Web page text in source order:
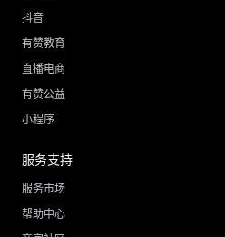
抖音
有赞教育
直播电商
有赞公益
小程序
服务支持
服务市场
帮助中心